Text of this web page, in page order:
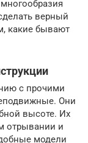
верный
какие бывают
с прочими
Они
высоте. Их
отрывании и
модели